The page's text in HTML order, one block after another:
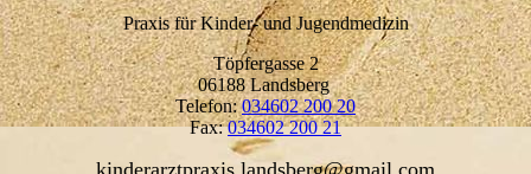
Praxis für Kinder- und Jugendmedizin
Töpfergasse 2
06188 Landsberg
Telefon:034602 200 20
Fax:034602 200 21
kinderarztpraxis.landsberg@gmail.com